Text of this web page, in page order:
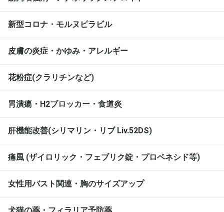
新型コロナ・モルヌピラビル
皮膚の炎症・かゆみ・アレルギー
花粉症(クラリチンなど)
胃潰瘍・H2ブロッカー・食道炎
肝機能改善(シリマリン・リブ Liv.52DS)
痛風 (ザイロリック・フェブリク錠・プロベネシド等)
女性用バスト関連・胸のサイズアップ